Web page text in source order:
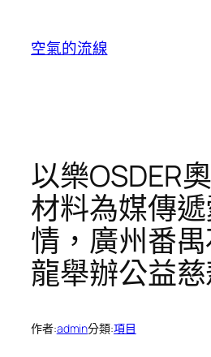
空氣的流線
以樂OSDER
材料為媒傳
情，廣州番
龍舉辦公益
作者:admin分類:項目